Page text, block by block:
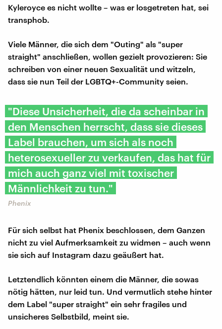
Kyleroyce es nicht wollte – was er losgetreten hat, sei
transphob.
Viele Männer, die sich dem "Outing" als "super
straight" anschließen, wollen gezielt provozieren: Sie
schreiben von einer neuen Sexualität und witzeln,
dass sie nun Teil der LGBTQ+-Community seien.
"Diese Unsicherheit, die da scheinbar in
den Menschen herrscht, dass sie dieses
Label brauchen, um sich als noch
heterosexueller zu verkaufen, das hat für
mich auch ganz viel mit toxischer
Männlichkeit zu tun."
Phenix
Für sich selbst hat Phenix beschlossen, dem Ganzen
nicht zu viel Aufmerksamkeit zu widmen – auch wenn
sie sich auf Instagram dazu geäußert hat.
Letztendlich könnten einem die Männer, die sowas
nötig hätten, nur leid tun. Und vermutlich stehe hinter
dem Label "super straight" ein sehr fragiles und
unsicheres Selbstbild, meint sie.